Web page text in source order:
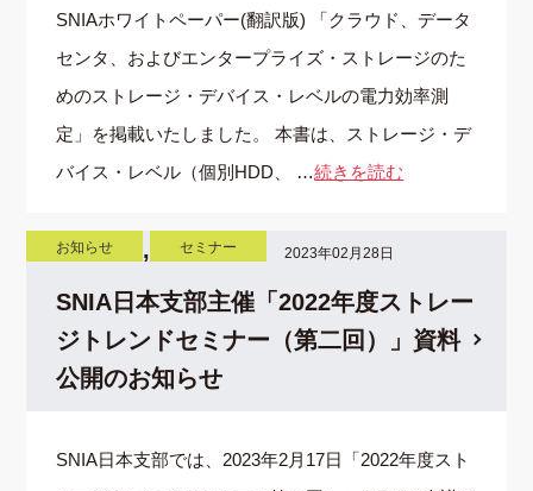
SNIAホワイトペーパー(翻訳版) 「クラウド、データ
センタ、およびエンタープライズ・ストレージのた
めのストレージ・デバイス・レベルの電力効率測
定」を掲載いたしました。 本書は、ストレージ・デ
バイス・レベル（個別HDD、 …続きを読む
お知らせ , セミナー 2023年02月28日
SNIA日本支部主催「2022年度ストレー
ジトレンドセミナー（第二回）」資料
公開のお知らせ
SNIA日本支部では、2023年2月17日「2022年度スト